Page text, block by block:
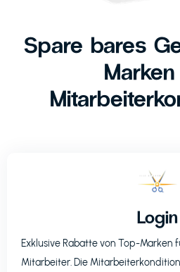
Spare bares
Login
Exklusive Rabatte von Top-Marken
Mitarbeiter. Die